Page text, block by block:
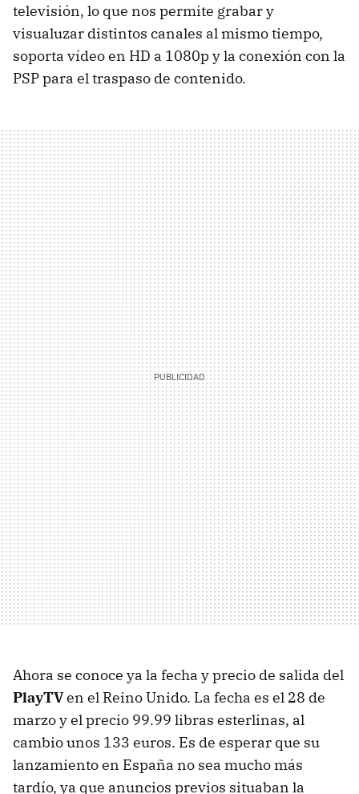
televisión, lo que nos permite grabar y
visualuzar distintos canales al mismo tiempo,
soporta vídeo en HD a 1080p y la conexión con la
PSP para el traspaso de contenido.
Ahora se conoce ya la fecha y precio de salida del
PlayTVen el Reino Unido. La fecha es el 28 de
marzo y el precio 99.99 libras esterlinas, al
cambio unos 133 euros. Es de esperar que su
lanzamiento en España no sea mucho más
tardío, ya que anuncios previos situaban la